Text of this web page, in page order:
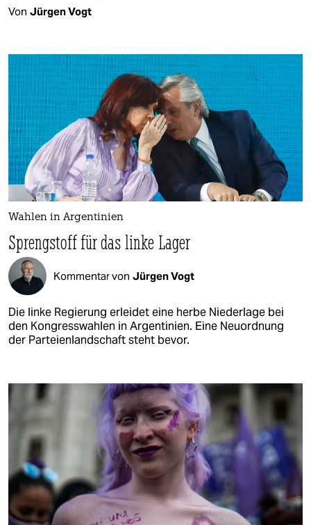
Von Jürgen Vogt
Wahlen in Argentinien
Sprengstoff für das linke Lager
Kommentar von Jürgen Vogt
Die linke Regierung erleidet eine herbe Niederlage bei
den Kongresswahlen in Argentinien. Eine Neuordnung
der Parteienlandschaft steht bevor.